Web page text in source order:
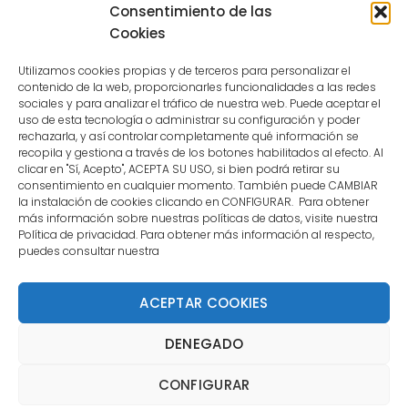
Consentimiento de las
Cookies
Utilizamos cookies propias y de terceros para personalizar el
contenido de la web, proporcionarles funcionalidades a las redes
sociales y para analizar el tráfico de nuestra web. Puede aceptar el
uso de esta tecnología o administrar su configuración y poder
rechazarla, y así controlar completamente qué información se
recopila y gestiona a través de los botones habilitados al efecto. Al
clicar en "Sí, Acepto", ACEPTA SU USO, si bien podrá retirar su
consentimiento en cualquier momento. También puede CAMBIAR
la instalación de cookies clicando en CONFIGURAR. Para obtener
más información sobre nuestras políticas de datos, visite nuestra
Política de privacidad. Para obtener más información al respecto,
puedes consultar nuestra
ACEPTAR COOKIES
DENEGADO
CONFIGURAR
CONTACTO
MENÚ PRINCIPAL
MI CUENTA
DOCUMENTACIÓN
reservados. | La Mejor Tienda de Dardos y Dianas de